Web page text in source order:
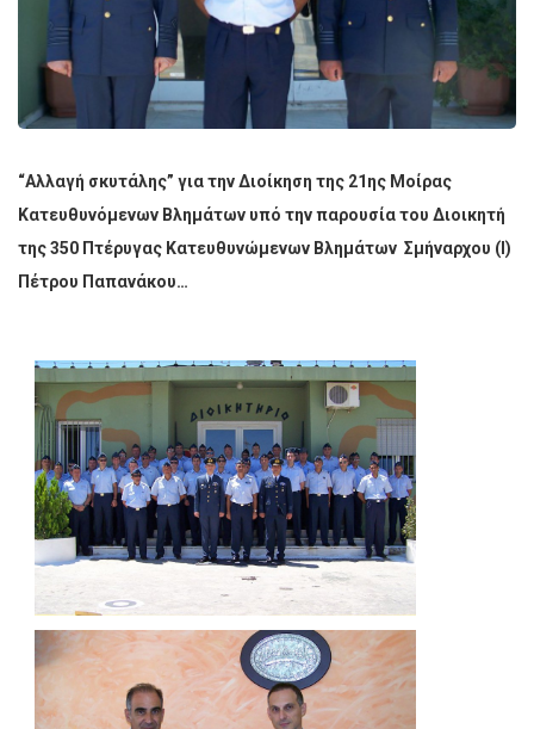
“Αλλαγή σκυτάλης” για την Διοίκηση της 21ης Μοίρας
Κατευθυνόμενων Βλημάτων υπό την παρουσία του Διοικητή
της 350 Πτέρυγας Κατευθυνώμενων Βλημάτων Σμήναρχου (Ι)
Πέτρου Παπανάκου…